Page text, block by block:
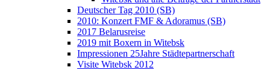
Deutscher Tag 2010 (SB)
2010: Konzert FMF & Adoramus (SB)
2017 Belarusreise
2019 mit Boxern in Witebsk
Impressionen 25Jahre Städtepartnerschaft
Visite Witebsk 2012